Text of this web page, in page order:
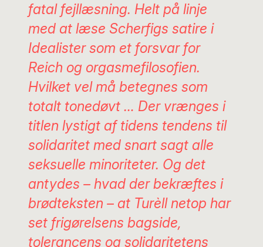
fatal fejllæsning. Helt på linje
med at læse Scherfigs satire i
Idealister som et forsvar for
Reich og orgasmefilosofien.
Hvilket vel må betegnes som
totalt tonedøvt … Der vrænges i
titlen lystigt af tidens tendens til
solidaritet med snart sagt alle
seksuelle minoriteter. Og det
antydes – hvad der bekræftes i
brødteksten – at Turèll netop har
set frigørelsens bagside,
tolerancens og solidaritetens